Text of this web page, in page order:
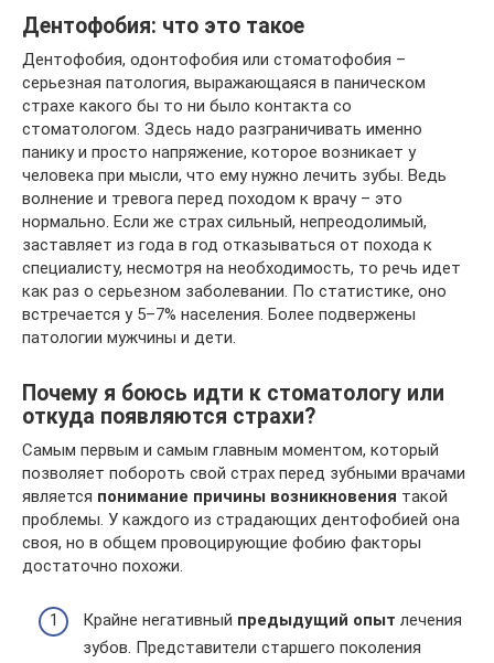
Дентофобия: что это такое
Дентофобия, одонтофобия или стоматофобия –
серьезная патология, выражающаяся в паническом
страхе какого бы то ни было контакта со
стоматологом. Здесь надо разграничивать именно
панику и просто напряжение, которое возникает у
человека при мысли, что ему нужно лечить зубы. Ведь
волнение и тревога перед походом к врачу – это
нормально. Если же страх сильный, непреодолимый,
заставляет из года в год отказываться от похода к
специалисту, несмотря на необходимость, то речь идет
как раз о серьезном заболевании. По статистике, оно
встречается у 5–7% населения. Более подвержены
патологии мужчины и дети.
Почему я боюсь идти к стоматологу или
откуда появляются страхи?
Самым первым и самым главным моментом, который
позволяет побороть свой страх перед зубными врачами
является понимание причины возникновения такой
проблемы. У каждого из страдающих дентофобией она
своя, но в общем провоцирующие фобию факторы
достаточно похожи.
Крайне негативный предыдущий опыт лечения
зубов. Представители старшего поколения